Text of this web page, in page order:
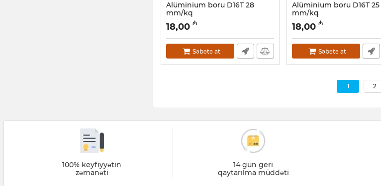
Alüminium boru D16Т 28
mm/kq
Artikul: 030001048
18,00 ₼
Səbətə at
Alüminium boru D16Т 25
mm/kq
Artikul: 030001047
18,00 ₼
Səbətə at
1 2
100% keyfiyyətin
zəmanəti
14 gün geri
qaytarılma müddəti